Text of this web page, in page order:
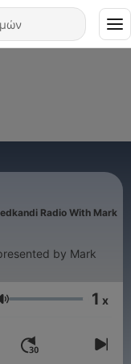
Radio With Mark
by Mark
Ένταση 1 x